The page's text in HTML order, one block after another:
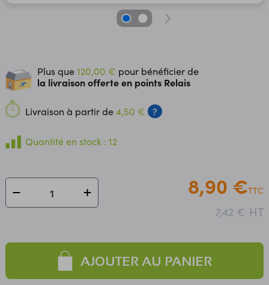
Plus que120,00 € pour bénéficier de
la livraison offerte en points Relais
Livraison à partir de4,50 € ?
Quantité en stock : 12
8,90 €TTC
7,42 € HT
AJOUTER AU PANIER